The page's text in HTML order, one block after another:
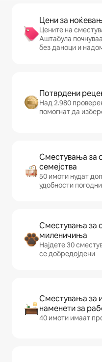
Цени за
Цените на
Аштабула
без даноци и
Потврдени
Над 2.980
помогнат да
Сместувања за
семејства
50 имоти нудат
удобности
Сместувања за
миленичиња
Најдете 30
се добредојдени
Сместувања за
наменети за
40 имоти имаат